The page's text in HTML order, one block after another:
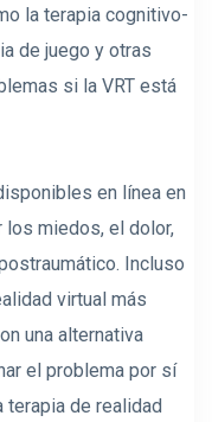
la terapia cognitivo-
de juego y otras
si la VRT está
en línea en
los miedos, el dolor,
Incluso
virtual más
una alternativa
el problema por sí
terapia de realidad